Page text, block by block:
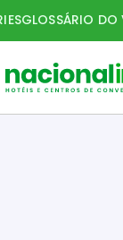
GLOSSÁRIO DO